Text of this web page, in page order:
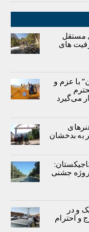
مستقل
های
با عزم و
می‌گیرد
به بدخشان
دنغره در سه سال آینده 190 پروژه جشنی
و در
و احترام